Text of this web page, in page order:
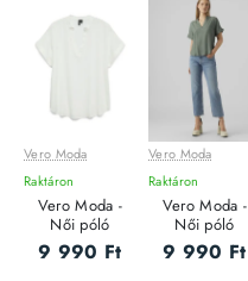
Vero Moda
Raktáron
Vero Moda -
Női póló
9 990 Ft
Vero Moda
Raktáron
Vero Moda -
Női póló
9 990 Ft